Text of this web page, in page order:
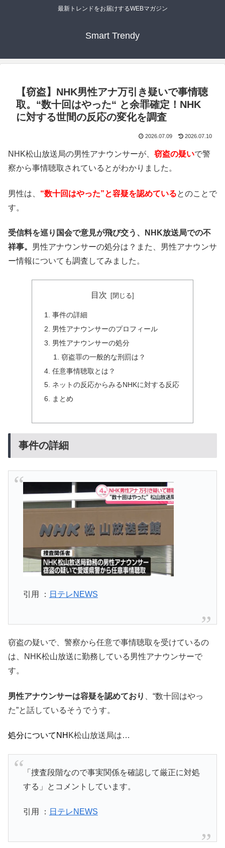
最新トレンドをお届けするWEBマガジン
Smart Trendy
【窃盗】NHK男性アナ万引き疑いで事情聴
取。“数十回はやった“ と余罪確定！NHK
に対する世間の反応の変化を調査
2026.07.09 2026.07.10
NHK松山放送局の男性アナウンサーが、 窃盗の疑いで警
察から事情聴取されているとがわかりました。
男性は、 “数十回はやった”と容疑を認めているとのことで
す。
受信料を巡り国会で意見が飛び交う、NHK放送局での不
祥事。 男性アナウンサーの処分は？また、男性アナウンサ
ー情報についても調査してみました。
目次
事件の詳細
男性アナウンサーのプロフィール
男性アナウンサーの処分
窃盗罪の一般的な刑罰は？
任意事情聴取とは？
ネットの反応からみるNHKに対する反応
まとめ
事件の詳細
引用 ： 日テレNEWS
窃盗の疑いで、警察から任意で事情聴取を受けているの
は、NHK松山放送に勤務している男性アナウンサーで
す。
男性アナウンサーは容疑を認めており
、“数十回はやっ
た”と話しているそうでうす。
処分についてNH K松山放送局は…
「捜査段階なので事実関係を確認して厳正に対処
する」とコメントしています。
引用 ： 日テレNEWS